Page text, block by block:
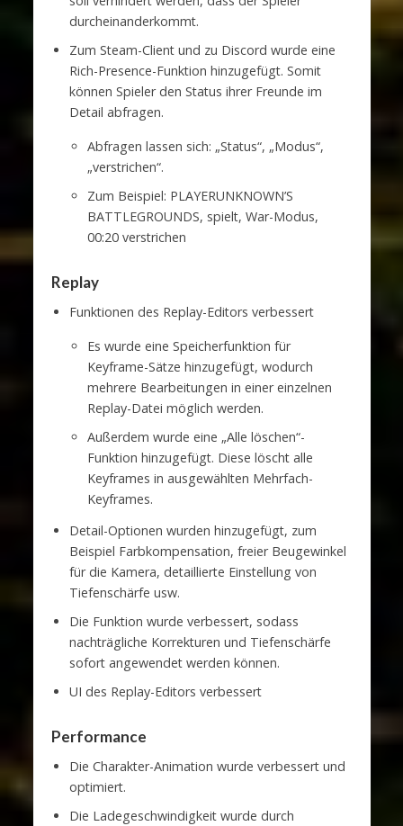
durcheinanderkommt.
Zum Steam-Client und zu Discord wurde eine
Rich-Presence-Funktion hinzugefügt. Somit
können Spieler den Status ihrer Freunde im
Detail abfragen.
Abfragen lassen sich: „Status“, „Modus“,
„verstrichen“.
Zum Beispiel: PLAYERUNKNOWN’S
BATTLEGROUNDS, spielt, War-Modus,
00:20 verstrichen
Replay
Funktionen des Replay-Editors verbessert
Es wurde eine Speicherfunktion für
Keyframe-Sätze hinzugefügt, wodurch
mehrere Bearbeitungen in einer einzelnen
Replay-Datei möglich werden.
Außerdem wurde eine „Alle löschen“-
Funktion hinzugefügt. Diese löscht alle
Keyframes in ausgewählten Mehrfach-
Keyframes.
Detail-Optionen wurden hinzugefügt, zum
Beispiel Farbkompensation, freier Beugewinkel
für die Kamera, detaillierte Einstellung von
Tiefenschärfe usw.
Die Funktion wurde verbessert, sodass
nachträgliche Korrekturen und Tiefenschärfe
sofort angewendet werden können.
UI des Replay-Editors verbessert
Performance
Die Charakter-Animation wurde verbessert und
optimiert.
Die Ladegeschwindigkeit wurde durch